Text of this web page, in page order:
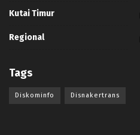
Kutai Timur
Regional
Tags
Diskominfo Disnakertrans